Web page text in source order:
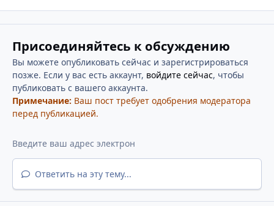
Присоединяйтесь к обсуждению
Вы можете опубликовать сейчас и зарегистрироваться
позже. Если у вас есть аккаунт, войдите сейчас, чтобы
публиковать с вашего аккаунта.
Примечание: Ваш пост требует одобрения модератора
перед публикацией.
Ответить на эту тему...